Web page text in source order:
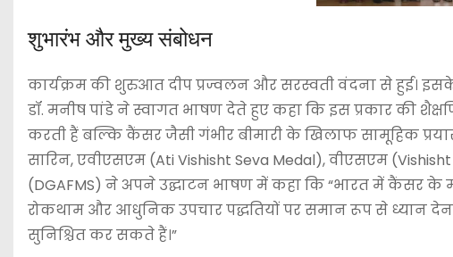
शुभारंभ और मुख्य संबोधन
कार्यक्रम की शुरुआत दीप प्रज्वलन और सरस्वती वंदना से हुई।
डॉ. मनीष पांडे ने स्वागत भाषण देते हुए कहा कि इस प्रकार की
करती हैं बल्कि कैंसर जैसी गंभीर बीमारी के खिलाफ सामूहिक
सारिन, एवीएसएम (Ati Vishisht Seva Medal), वीएसएम
(DGAFMS) ने अपने उद्घाटन भाषण में कहा कि “भारत में कैंसर के
रोकथाम और आधुनिक उपचार पद्धतियों पर समान रूप से ध्यान देना
सुनिश्चित कर सकते हैं।”